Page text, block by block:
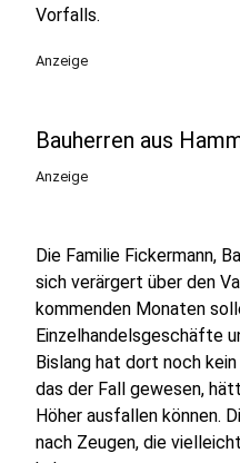
Vorfalls.
Anzeige
Bauherren aus
Anzeige
Die Familie Fickermann,
sich verärgert über den
kommenden Monaten
Einzelhandelsgeschäfte
Bislang hat dort noch
das der Fall gewesen,
Höher ausfallen können.
nach Zeugen, die